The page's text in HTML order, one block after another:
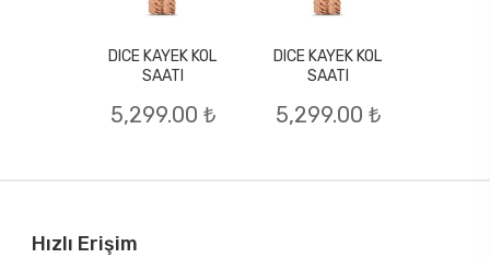
DICE KAYEK KOL
SAATI
5,299.00 ₺
DICE KAYEK KOL
SAATI
5,299.00 ₺
Hızlı Erişim